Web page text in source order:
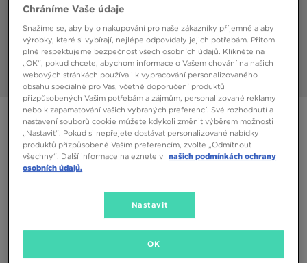
ADIDAS CAMPUS 00S J
1390 Kč
1590 Kč -13%
(Nejnižší cena za posledních 30 dní)
Chráníme Vaše údaje
Snažíme se, aby bylo nakupování pro naše zákazníky příjemné a aby
výrobky, které si vybírají, nejlépe odpovídaly jejich potřebám. Přitom
plně respektujeme bezpečnost všech osobních údajů. Klikněte na
„OK“, pokud chcete, abychom informace o Vašem chování na našich
webových stránkách používali k vypracování personalizovaného
obsahu speciálně pro Vás, včetně doporučení produktů
přizpůsobených Vašim potřebám a zájmům, personalizované reklamy
nebo k zapamatování vašich vybraných preferencí. Své rozhodnutí a
nastavení souborů cookie můžete kdykoli změnit výběrem možnosti
„Nastavit“. Pokud si nepřejete dostávat personalizované nabídky
produktů přizpůsobené Vašim preferencím, zvolte „Odmítnout
všechny“. Další informace naleznete v našich podmínkách ochrany
osobních údajů.
Nastavit
OK